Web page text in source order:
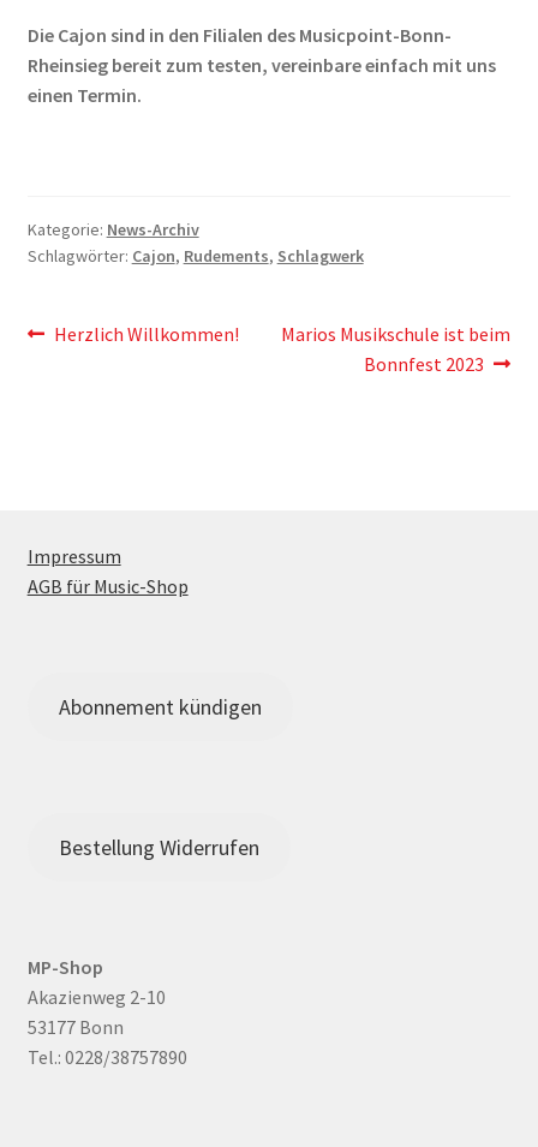
Die Cajon sind in den Filialen des Musicpoint-Bonn-
Rheinsieg bereit zum testen, vereinbare einfach mit uns
einen Termin.
Kategorie: News-Archiv
Schlagwörter: Cajon, Rudements, Schlagwerk
Beitragsnavigation
Vorheriger
Herzlich Willkommen!
Nächster
Marios Musikschule ist beim
Bonnfest 2023
Impressum
AGB für Music-Shop
Abonnement kündigen
Bestellung Widerrufen
MP-Shop
Akazienweg 2-10
53177 Bonn
Tel.: 0228/38757890